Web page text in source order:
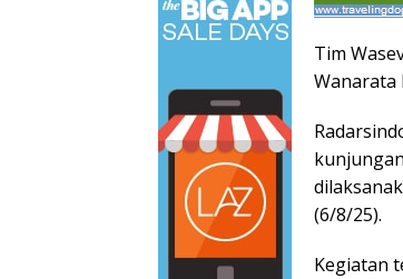
Tim
(6/8/25).
Kegiatan